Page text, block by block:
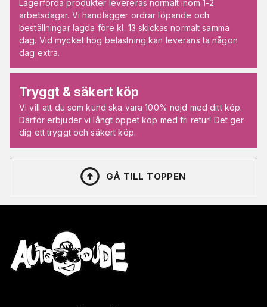
Lagerförda produkter levereras normalt inom 1-2
arbetsdagar. Vi handlägger ordrar löpande och
beställningar lagda före kl. 13 skickas normalt samma
dag. Vid mycket hög belastning kan leverans ta någon
dag extra.
Tryggt & säkert köp
Vi vill att du som kund ska vara 100% nöjd med ditt köp.
Därför erbjuder vi långt öppet köp med fri retur! Det ger
dig ett tryggt och säkert köp.
GÅ TILL TOPPEN